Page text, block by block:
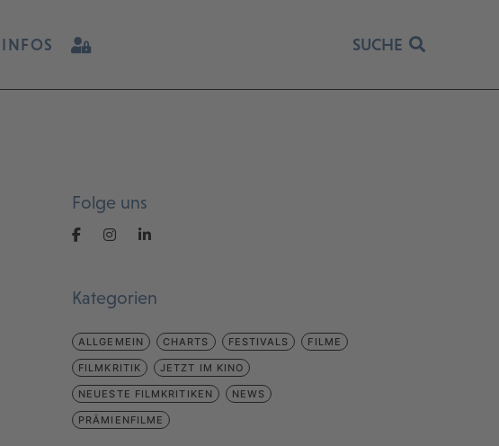
INFOS SUCHE
Folge uns
Kategorien
ALLGEMEIN CHARTS FESTIVALS FILME
FILMKRITIK JETZT IM KINO
NEUESTE FILMKRITIKEN NEWS
PRÄMIENFILME